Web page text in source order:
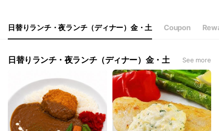
Sat18:00 - 20:30
日祝は休み 夜の営業は金曜日と土曜日のみです。
日替りランチ・夜ランチ（ディナー）金・土 Coupon
日替りランチ・夜ランチ（ディナー）金・土 See more